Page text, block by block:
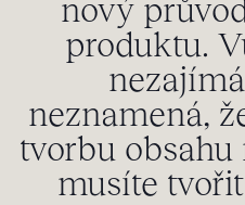
nový
produktu.
neznamená,
tvorbu obsahu
musíte